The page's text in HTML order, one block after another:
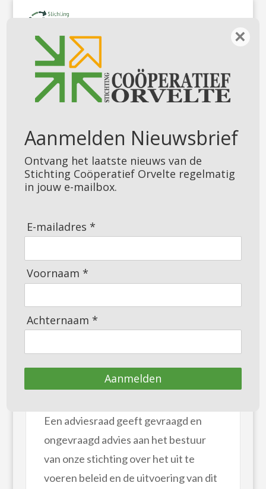
TOETREDING
ADVIESRAAD
Onze stichting Coöperatief Orvelte
gaat nu echt van start. Na de formele
oprichting en de voorbereidende
Wat is de adviesraad?
Een adviesraad geeft gevraagd en
ongevraagd advies aan het bestuur
van onze stichting over het uit te
voeren beleid en de uitvoering van dit
×
Aanmelden Nieuwsbrief
Ontvang het laatste nieuws van de
Stichting Coöperatief Orvelte regelmatig
in jouw e-mailbox.
E-mailadres *
Voornaam *
Achternaam *
Aanmelden